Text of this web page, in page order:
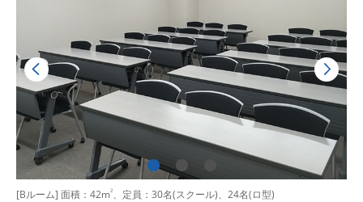
[Bルーム] 面積：42m2、定員：30名(スクール)、24名(ロ型)